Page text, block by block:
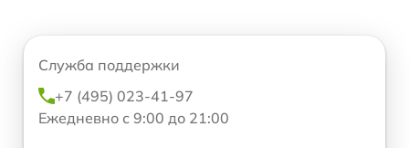
Служба поддержки
+7 (495) 023-41-97
Ежедневно с 9:00 до 21:00